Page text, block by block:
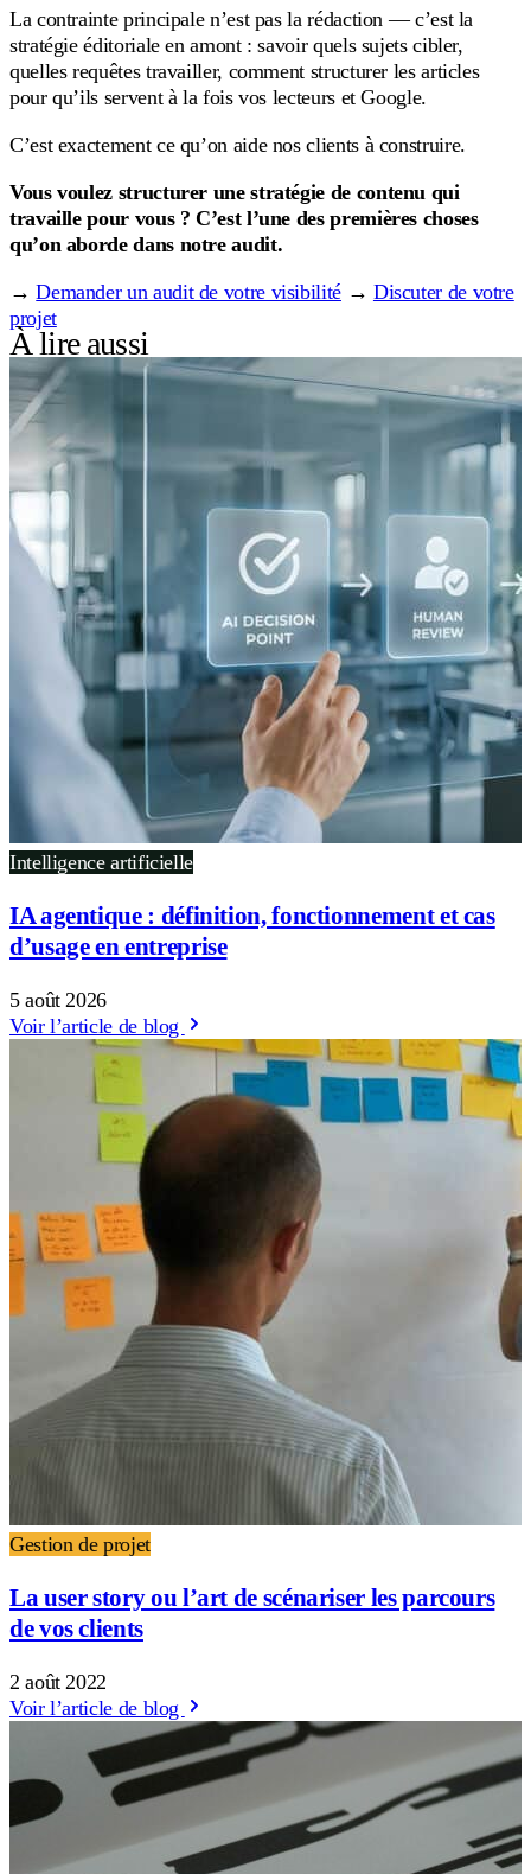
La contrainte principale n’est pas la rédaction — c’est la
stratégie éditoriale en amont : savoir quels sujets cibler,
quelles requêtes travailler, comment structurer les articles
pour qu’ils servent à la fois vos lecteurs et Google.
C’est exactement ce qu’on aide nos clients à construire.
Vous voulez structurer une stratégie de contenu qui
travaille pour vous ? C’est l’une des premières choses
qu’on aborde dans notre audit.
→Demander un audit de votre visibilité→ Discuter de votre
projet
À lire aussi
Intelligence artificielle
IA agentique : définition, fonctionnement et cas
d’usage en entreprise
5 août 2026
Voir l’article de blog
Gestion de projet
La user story ou l’art de scénariser les parcours
de vos clients
2 août 2022
Voir l’article de blog